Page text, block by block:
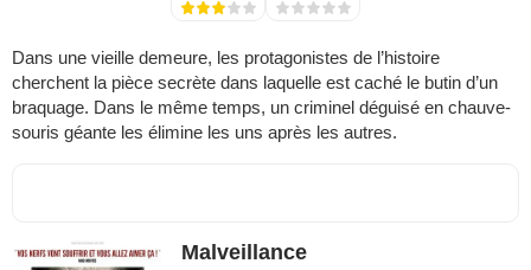
Dans une vieille demeure, les protagonistes de l’histoire
cherchent la pièce secrète dans laquelle est caché le butin d’un
braquage. Dans le même temps, un criminel déguisé en chauve-
souris géante les élimine les uns après les autres.
Malveillance